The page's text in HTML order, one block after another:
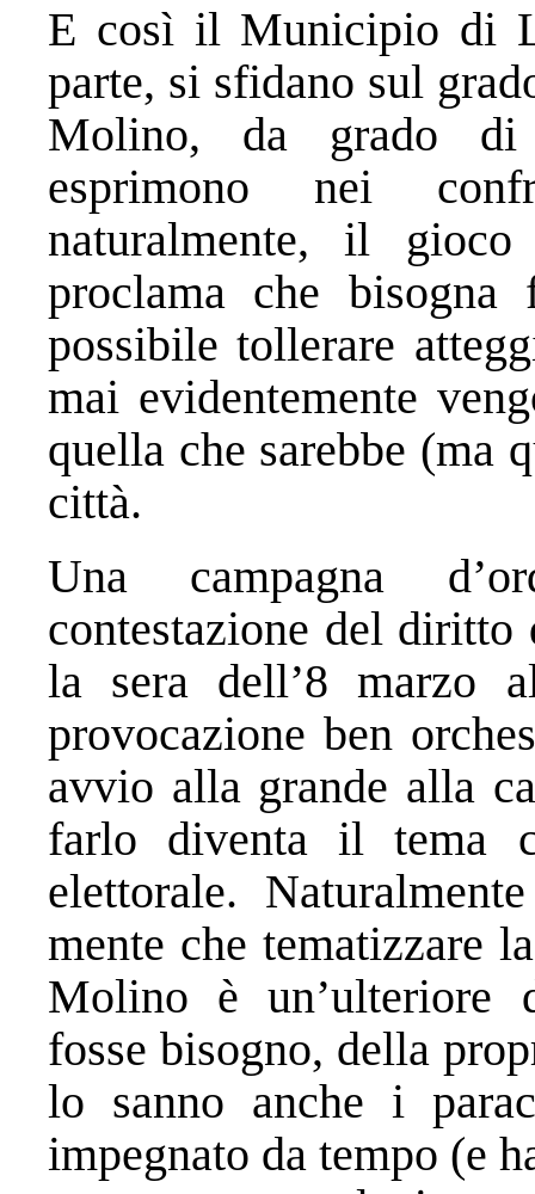
E così il Municipio di
parte, si sfidano sul
Molino, da grado di
esprimono nei
naturalmente, il
proclama che
possibile tollerare
mai evidentemente
quella che sarebbe (ma
città.
Una campagna
contestazione del diritto
la sera dell’8 marzo
provocazione ben
avvio alla grande alla
farlo diventa il tema
elettorale.
mente che tematizzare
Molino è un’ulteriore
fosse bisogno, della
lo sanno anche i
impegnato da tempo (e